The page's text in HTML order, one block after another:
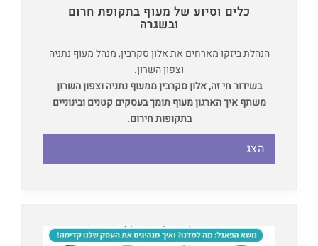
כלים וסיוע של מעוף בתקופת חרום
ובשגרה
הנהלת ביזקו מארחים את אלון סקרבין, מנהל מעוף נתניה
וצפון השרון.
בשידור חי זה, אלון סקרבין ממעוף נתניה וצפון השרון
משתף איך הארגון מעוף תומך בעסקים קטנים ובינוניים
בתקופות חירום.
הצג